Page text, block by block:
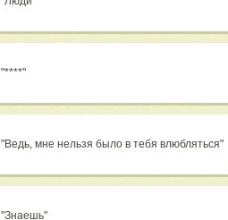
"****"
"Ведь, мне нельзя было в тебя влюбляться"
"Знаешь"